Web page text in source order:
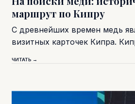
маршрут по Кипру
С древнейших времен медь
визитных карточек Кипра.
ЧИТАТЬ →